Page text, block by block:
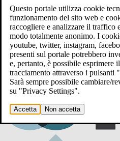
Questo portale utilizza cookie
funzionamento del sito web e
raccogliere e analizzare il traffico
modo totalmente anonimo. I
youtube, twitter, instagram,
presenti sul portale potrebbero
e, pertanto, è possibile esprimere
tracciamento attraverso i
Sarà sempre possibile cambiare/
su "Privacy Settings".
Accetta Non accetta